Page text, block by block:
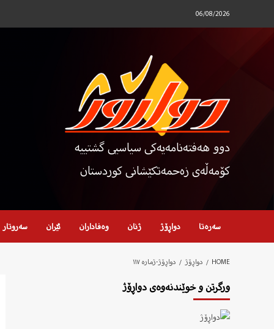
06/08/2026
دوو هەفتەنامەیەکی سیاسیی گشتییە
کۆمەڵەی زەحمەتکێشانی کوردستان
سەرەتا دواڕۆژ ژنان وەفاداران ئێران سەروتار
HOME دواڕۆژ دواڕۆژ-ژمارە ١١٧
ورگرتن و خوێندنەوەی دواڕۆژ